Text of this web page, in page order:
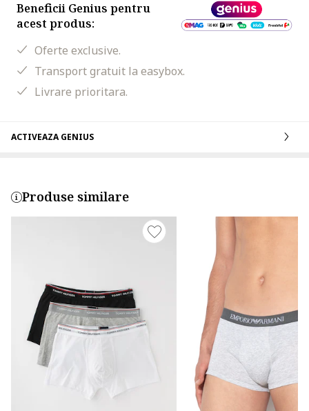
Beneficii Genius pentru
acest produs:
Oferte exclusive.
Transport gratuit la easybox.
Livrare prioritara.
ACTIVEAZA GENIUS
Produse similare